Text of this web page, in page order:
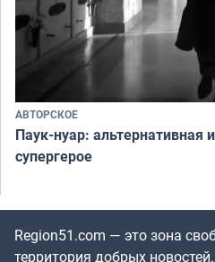
АВТОРСКОЕ
Паук-нуар: альтернативная
супергерое
Region51.com — это зона
территория добрых